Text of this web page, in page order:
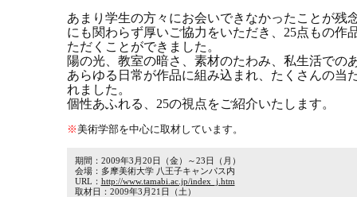
あまり学生の方々にお会いできなかったことが残
にも関わらず厚いご協力をいただき、25点もの作
ただくことができました。
陽の光、教室の暗さ、素材のたわみ、私生活での
あらゆる日常が作品に組み込まれ、たくさんの当
れました。
個性あふれる、25の視点をご紹介いたします。
※美術学部を中心に取材しています。
期間：2009年3月20日（金）～23日（月）
会場：多摩美術大学 八王子キャンパス内
URL： http://www.tamabi.ac.jp/index_j.htm
取材日：2009年3月21日（土）